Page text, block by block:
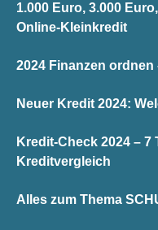
1.000 Euro, 3.000
Online-Kleinkredit
2024 Finanzen
Neuer Kredit 2024:
Kredit-Check 2024 –
Kreditvergleich
Alles zum Thema